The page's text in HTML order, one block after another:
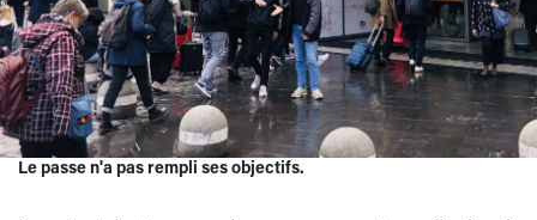
Le passe n'a pas rempli ses objectifs.